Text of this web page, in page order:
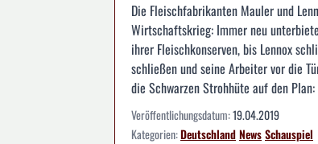
Die Fleischfabrikanten Mauler und
Wirtschaftskrieg: Immer neu
ihrer Fleischkonserven, bis Lennox
schließen und seine Arbeiter vor die
die Schwarzen Strohhüte auf den
Veröffentlichungsdatum:19.04.2019
Kategorien:DeutschlandNewsSchauspiel